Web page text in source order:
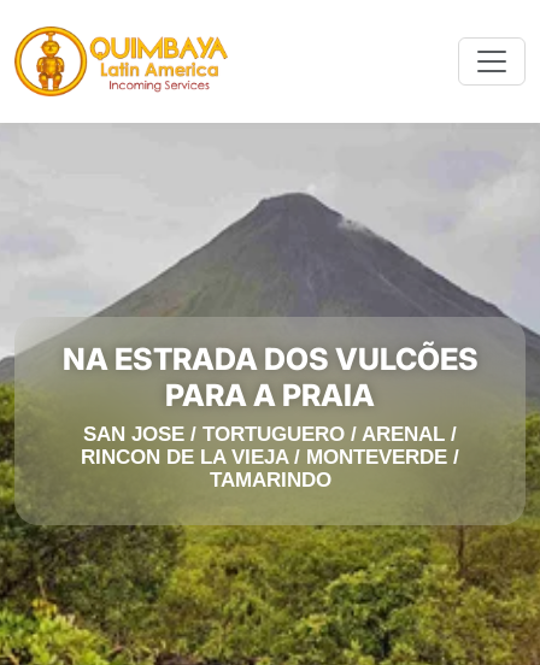
NA ESTRADA DOS VULCÕES
PARA A PRAIA
SAN JOSE / TORTUGUERO / ARENAL /
RINCON DE LA VIEJA / MONTEVERDE /
TAMARINDO